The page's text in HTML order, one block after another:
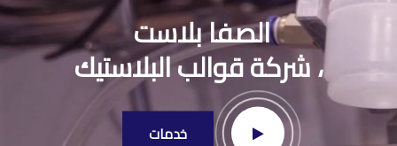
الصفا بلاست
شركة قوالب البلاستيك ،
خدمات